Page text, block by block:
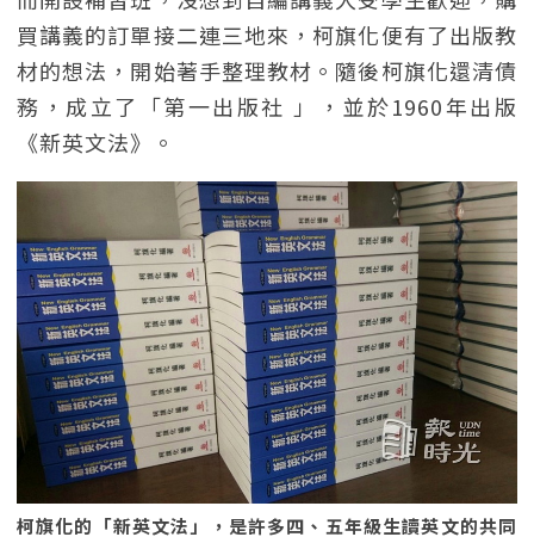
買講義的訂單接二連三地來，柯旗化便有了出版教
材的想法，開始著手整理教材。隨後柯旗化還清債
務，成立了「第一出版社 」，並於1960年出版
《新英文法》。
柯旗化的「新英文法」，是許多四、五年級生讀英文的共同